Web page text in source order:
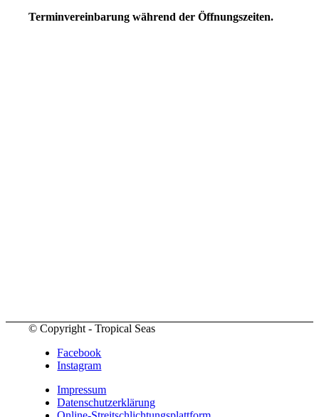
Terminvereinbarung während der Öffnungszeiten.
© Copyright - Tropical Seas
Facebook
Instagram
Impressum
Datenschutzerklärung